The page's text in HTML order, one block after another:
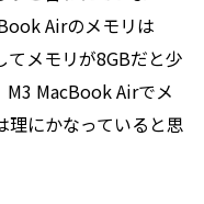
Airのメモリは
てメモリが8GBだと少
M3 MacBook Airでメ
理にかなっていると思